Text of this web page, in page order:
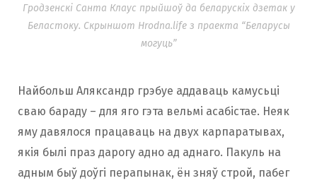
Гродзенскі Санта Клаус прыйшоў да беларускіх дзетак у
Беластоку. Скрыншот Hrodna.life з праекта “Беларусы
могуць”
Найбольш Аляксандр грэбуе аддаваць камусьці
сваю бараду – для яго гэта вельмі асабістае. Неяк
яму давялося працаваць на двух карпаратывах,
якія былі праз дарогу адно ад аднаго. Пакуль на
адным быў доўгі перапынак, ён зняў строй, пабег